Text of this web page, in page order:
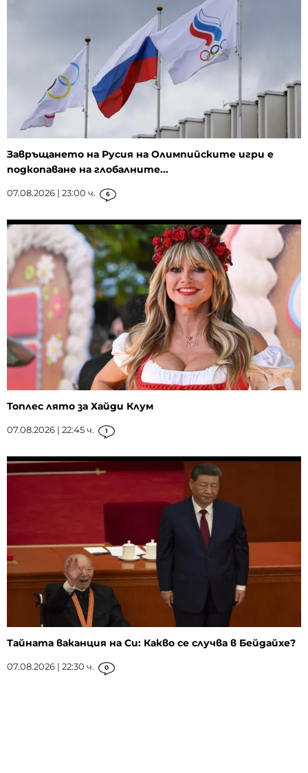
Завръщането на Русия на Олимпийските игри е
подкопаване на глобалните...
07.08.2026 | 23:00 ч. 6
Топлес лято за Хайди Клум
07.08.2026 | 22:45 ч. 1
Тайната ваканция на Си: Какво се случва в Бейдайхе?
07.08.2026 | 22:30 ч. 0